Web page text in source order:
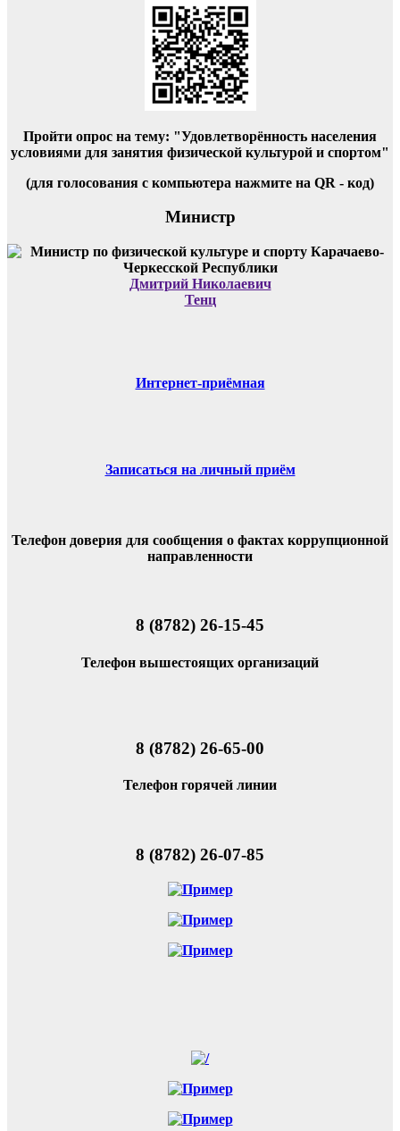
Пройти опрос на тему: "Удовлетворённость населения
условиями для занятия физической культурой и спортом"
(для голосования с компьютера нажмите на QR - код)
Министр
Дмитрий Николаевич
Тенц
Интернет-приёмная
Записаться на личный приём
Телефон доверия для сообщения о фактах коррупционной
направленности
8 (8782) 26-15-45
Телефон вышестоящих организаций
8 (8782) 26-65-00
Телефон горячей линии
8 (8782) 26-07-85